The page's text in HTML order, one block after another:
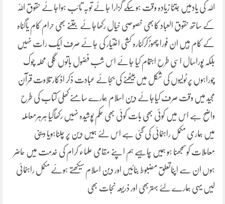
اللہ کی یادمیں جتنا زیادہ وقت ہوسکے گزارا جائے توبہ تائب ہواجائے حقوق اللّٰہ
کے ساتھ حقوق العباد کابھی خصوصی خیال رکھاجائے جتنے بھی حرام کام یاگناہ
کے کام ہیں ان فورا چھوڑکرکنارہ کشی اختیار کی جائے صرف ایک رات نہیں
بلکہ پوراسال اسی طرح اہتمام کیا جائے اس شب فضول باتوں گلی محلہ چوک
چوراہوں پر ٹولیوں کی شکل میں بیٹھنے کی بجائے عبادت ذکر اذکار تلاوت قرآن
مجید میں وقت صرف کیاجائے دین اسلام ہمارے سامنے کھلی کتاب کی طرح
واضح ہے اس میں کوئی بھی بات کوئی بھی حکم پوشیدہ نہیں رکھاگیا ہرہرمعاملہ
میں ہماری مکمل راہنمائی کی گئی ہے اس لئے ہمیں دین پر چلناہویا دینی
معاملات کوسمجھنا ہو ہمیں چاہیے ہم اپنے مقامی علماء کرام کی خدمت میں حاضر
ہوں ان سے اپناتعلق مضبوط بنائیں اور دین اسلام سیکھتے ہوئے مکمل راہنمائی
لیں یہی ہمارے لئے بہتربھی اور ذریعہ نجات بھی